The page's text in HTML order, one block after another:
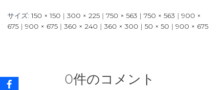
サイズ:150 × 150 | 300 × 225 | 750 × 563 | 750 × 563 | 900 ×
675 | 900 × 675 | 360 × 240 | 360 × 300 | 50 × 50 | 900 × 675
0件のコメント